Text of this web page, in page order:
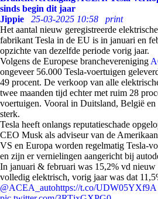
sinds begin dit jaar
Jippie
25-03-2025 10:58
print
Het aantal nieuw geregistreerde
fabrikant Tesla in de EU is in januari en
opzichte van dezelfde periode vorig jaar.
Volgens de Europese branchevereniging
ongeveer 56.000 Tesla-voertuigen
49 procent. De verkoop van alle
twee maanden tijd echter met ruim 28
voertuigen. Vooral in Duitsland, België en
sterk.
Tesla heeft onlangs reputatieschade
CEO Musk als adviseur van de
VS en Europa worden regelmatig Tesla-
en zijn er vernielingen aangericht bij
In januari & februari was 15,2% vd nieuw
volledig elektrisch, vorig jaar was dat
@ACEA_autohttps://t.co/UDW05YXf9A